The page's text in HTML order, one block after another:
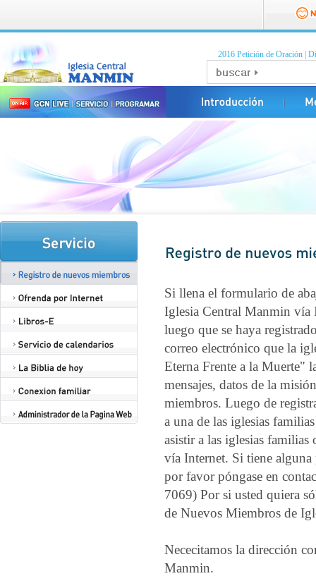
2016 Petición de Oración
Si llena el formulario de
Iglesia Central Manmin vía
luego que se haya
correo electrónico que la
Eterna Frente a la Muerte"
mensajes, datos de la
miembros. Luego de
a una de las iglesias
asistir a las iglesias
vía Internet. Si tiene alguna
por favor póngase en
7069) Por si usted quiera
de Nuevos Miembros de
Nececitamos la dirección
Manmin.